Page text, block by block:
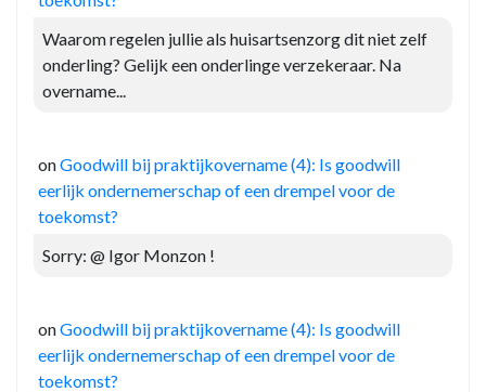
Waarom regelen jullie als huisartsenzorg dit niet zelf
onderling? Gelijk een onderlinge verzekeraar. Na
overname...
onGoodwill bij praktijkovername (4): Is goodwill
eerlijk ondernemerschap of een drempel voor de
toekomst?
Sorry: @ Igor Monzon !
onGoodwill bij praktijkovername (4): Is goodwill
eerlijk ondernemerschap of een drempel voor de
toekomst?